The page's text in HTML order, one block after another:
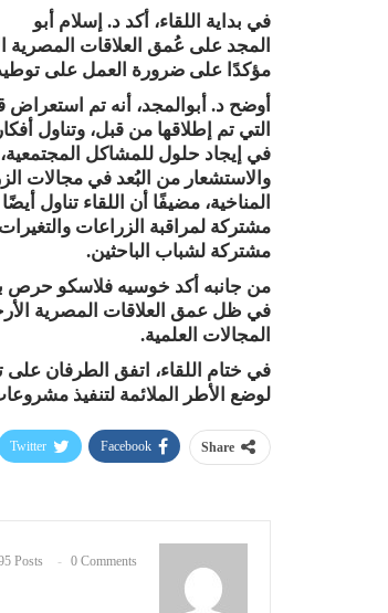
في بداية اللقاء، أكد د. إسلام أبو
المجد على عُمق العلاقات المصرية
مؤكدًا على ضرورة العمل على توطيد
أوضح د. أبوالمجد، أنه تم استعراض
التي تم إطلاقها من قبل، وتناول
في إيجاد حلول للمشاكل المجتمعية،
والاستشعار من البُعد في مجالات
المناخية، مضيفًا أن اللقاء تناول
مشتركة لمراقبة الزراعات
مشتركة لشباب الباحثين.
من جانبه أكد خوسيه فلاسكو حرص
في ظل عمق العلاقات المصرية
المجالات العلمية.
في ختام اللقاء، اتفق الطرفان على
لوضع الأطر الملائمة لتنفيذ
Share
Facebook
Twitter
Posts 0 Comments